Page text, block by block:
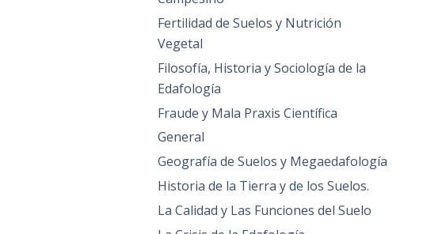
Fertilidad de Suelos y Nutrición
Vegetal
Filosofía, Historia y Sociología de la
Edafología
Fraude y Mala Praxis Científica
General
Geografía de Suelos y Megaedafología
Historia de la Tierra y de los Suelos.
La Calidad y Las Funciones del Suelo